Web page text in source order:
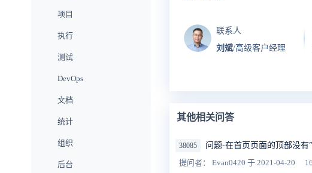
项目
执行
测试
DevOps
文档
统计
组织
后台
联系人
刘斌/高级客户经理
其他相关问答
38085 问题-在首页页面的顶部没有”
提问者： Evan0420 于 2021-04-20